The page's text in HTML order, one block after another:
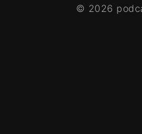
© 2026